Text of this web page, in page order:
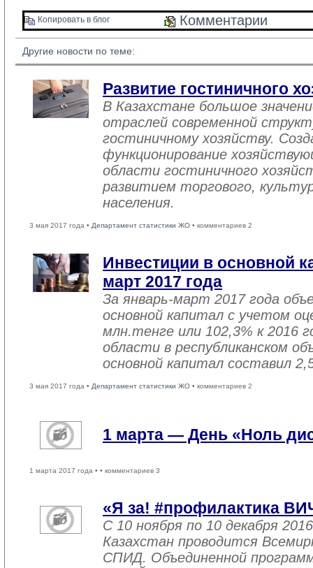
Копировать в блог Комментарии
Другие новости по теме:
Развитие гостиничного
В Казахстане большое
отраслей современной
гостиничному хозяйству.
функционирование
области гостиничного
развитием торгового,
населения.
3 мая 2017 года • Департамент статистики ЖО • комментариев 2
Инвестиции в основной
март 2017 года
За январь-март 2017 года
основной капитал с учетом
млн.тенге или 102,3% к 2016
области в республиканском
основной капитал составил
3 мая 2017 года • Департамент статистики ЖО • комментариев 2
1 марта — День «Ноль
1 марта 2017 года • • комментариев 3
«Я за! #профилактика
С 10 ноября по 10 декабря
Казахстан проводится
СПИД. Объединенной